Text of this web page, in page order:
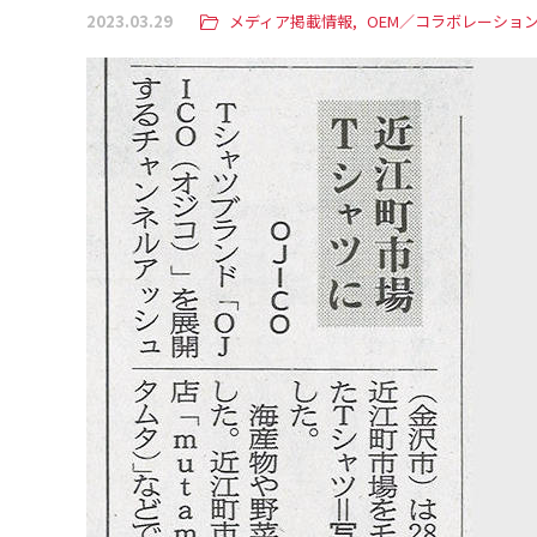
2023.03.29 メディア掲載情報 OEM／コラボレーション